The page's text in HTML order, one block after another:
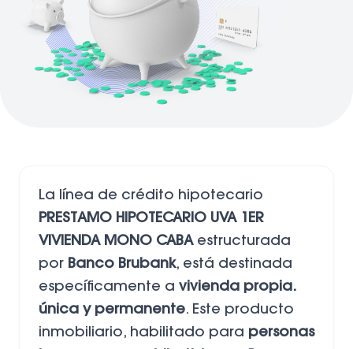
La línea de crédito hipotecario
PRESTAMO HIPOTECARIO UVA 1ER
VIVIENDA MONO CABAestructurada
por Banco Brubank, está destinada
específicamente a vivienda propia.
única y permanente. Este producto
inmobiliario, habilitado para personas